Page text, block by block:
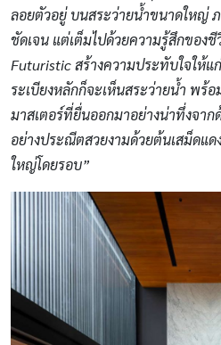
ลอยตัวอยู่ บนสระว่ายน้ำขนาดใหญ่
ชัดเจน แต่เต็มไปด้วยความรู้สึกของ
Futuristic สร้างความประทับใจให้
ระเบียงหลักก็จะเห็นสระว่ายน้ำ พร้
มาสเตอร์ที่ยื่นออกมาอย่างน่าทึ่งจาก
อย่างประณีตสวยงามด้วยต้นเสม็ดแ
ใหญ่โดยรอบ”